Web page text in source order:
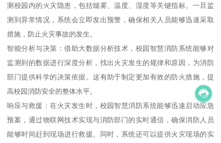
测校园内的火灾隐患，包括烟雾、温度、湿度等关键指标。一旦监
测到异常情况，系统会立即发出预警，确保相关人员能够迅速采取
措施，防止火灾事故的发生。
智能分析与决策：借助大数据分析技术，校园智慧消防系统能够对
监测到的数据进行深度分析，找出火灾发生的规律和原因，为消防
部门提供科学的决策依据。这有助于制定更加有效的防火措施，提
高校园消防安全的整体水平。
响应与救援：在火灾发生时，校园智慧消防系统能够迅速启动应急
预案，通过物联网技术实现与消防部门的实时通信，确保消防人员
能够时间赶到现场进行救援。同时，系统还可以提供火灾现场的实